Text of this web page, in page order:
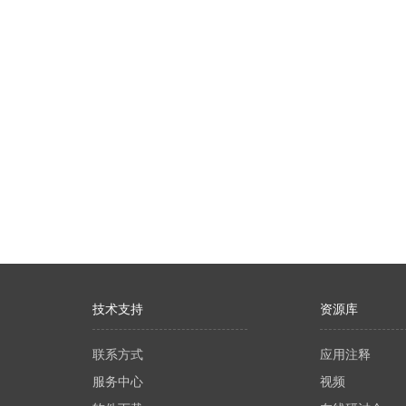
技术支持
联系方式
服务中心
资源库
应用注释
视频